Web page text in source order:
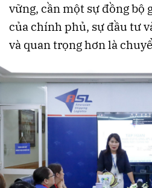
vững, cần một sự đồng bộ
của chính phủ, sự đầu tư
và quan trọng hơn là